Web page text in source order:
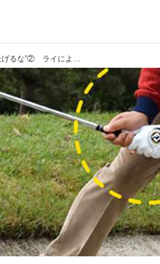
【バンカー】アゴ高バンカーは球を“上げるな”② ライによって構えを変えよう!